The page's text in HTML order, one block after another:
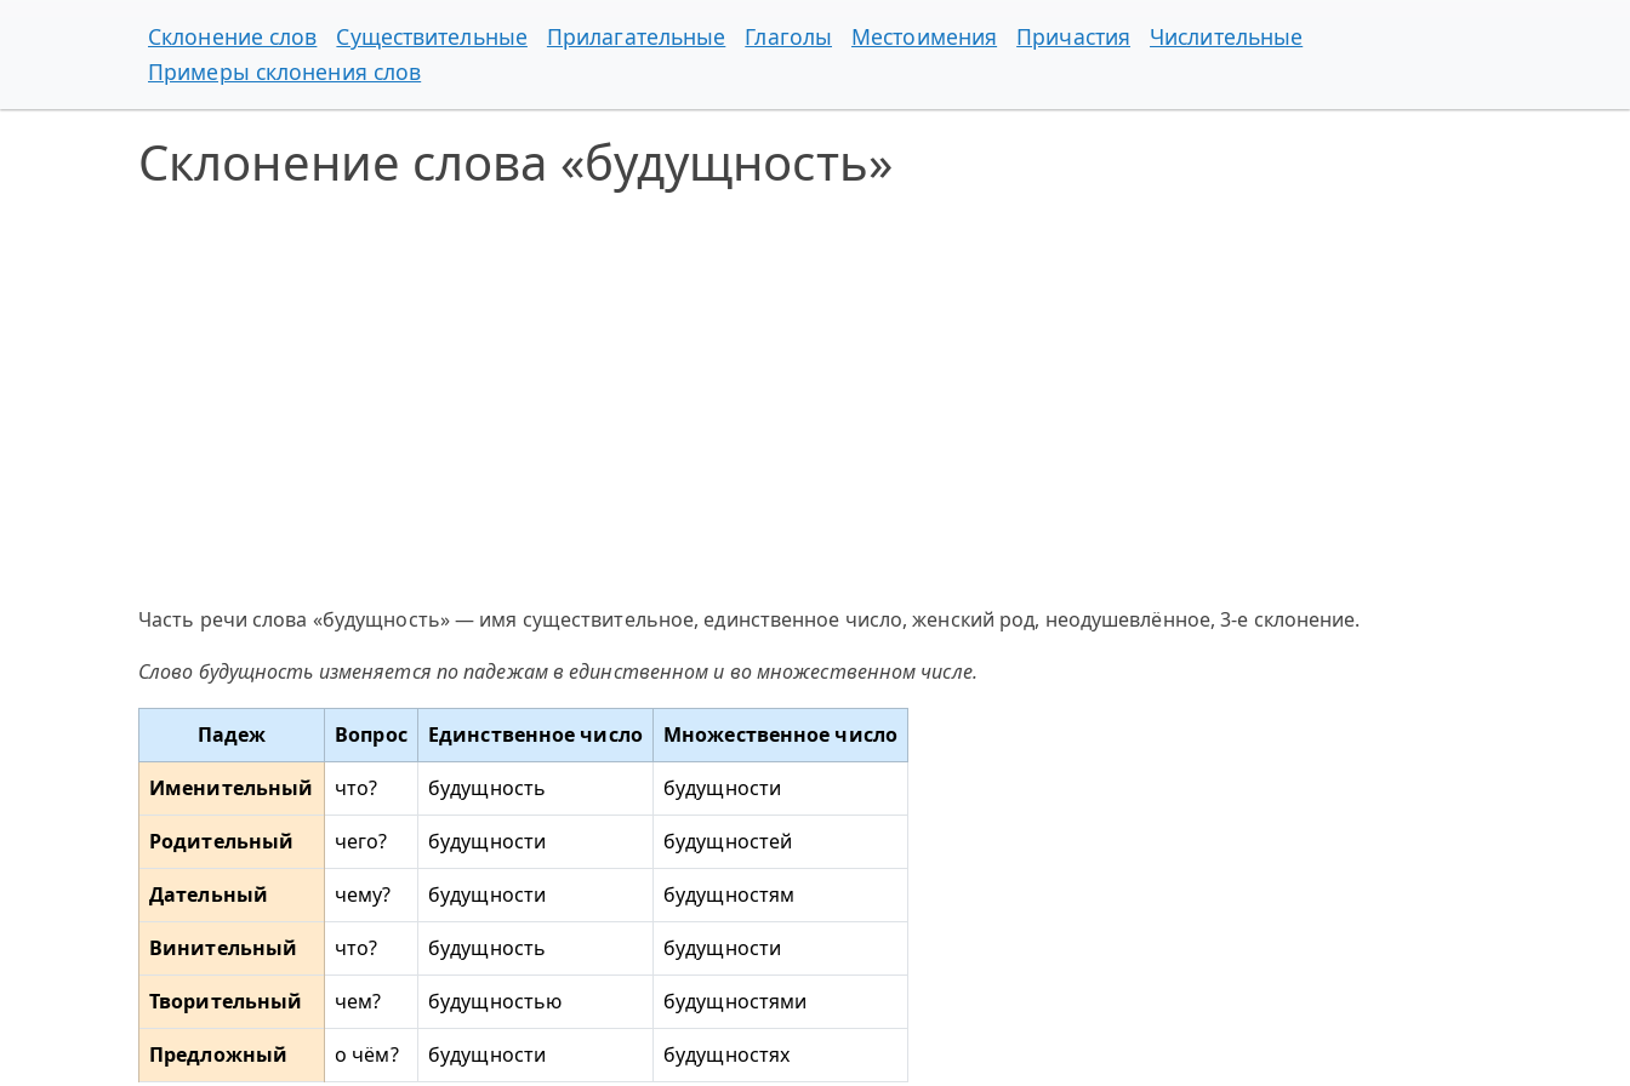
Склонение слов Существительные Прилагательные Глаголы Местоимения Причастия
Числительные
Примеры склонения слов
Склонение слова «будущность»
Часть речи слова «будущность» — имя существительное, единственное число, женский род, неодушевлённое, 3-е склонение.
Слово будущность изменяется по падежам в единственном и во множественном числе.
Падеж Вопрос Единственное число
Множественное число
Именительный
что? будущность
будущности
Родительный
чего? будущности
будущностей
Дательный
чему? будущности
будущностям
Винительный
что? будущность
будущности
Творительный
чем? будущностью
будущностями
Предложный
о чём? будущности будущностях